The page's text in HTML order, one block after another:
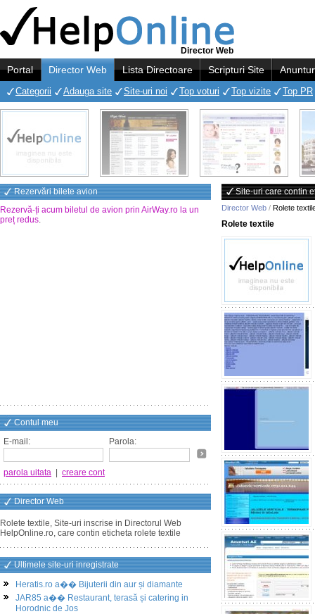
Director Web
Portal Director Web Lista Directoare Scripturi Site
Categorii Adauga site Site-uri noi Top voturi Top vizite Top PR
Rezervări bilete avion
Rezervă-ți acum biletul de avion prin AirWay.ro la un
preț redus.
Contul meu
E-mail:
Parola:
parola uitata creare cont
Director Web
Rolete textile, Site-uri inscrise in Directorul Web
HelpOnline.ro, care contin eticheta rolete textile
Ultimele site-uri inregistrate
Heratis.ro a�� Bijuterii din aur și diamante
JAR85 a�� Restaurant, terasă și catering in
Horodnic de Jos
Site-uri care contin
Director Web / Rolete
Rolete textile